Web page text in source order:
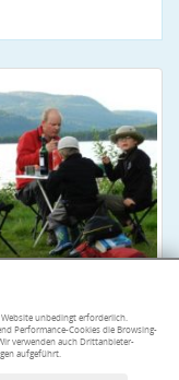
unbedingt erforderlich.
Performance-Cookies die Browsing-
verwenden auch Drittanbieter-
aufgeführt.